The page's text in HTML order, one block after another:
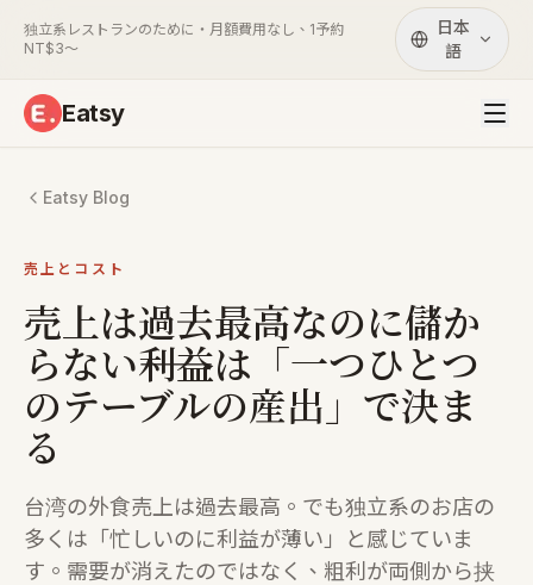
独立系レストランのために・月額費用なし、1予約
NT$3〜
日本
語
Eatsy
Eatsy Blog
売上とコスト
売上は過去最高なのに儲か
らない――利益は「一つひとつ
のテーブルの産出」で決ま
る
台湾の外食売上は過去最高。でも独立系のお店の
多くは「忙しいのに利益が薄い」と感じていま
す。需要が消えたのではなく、粗利が両側から挟